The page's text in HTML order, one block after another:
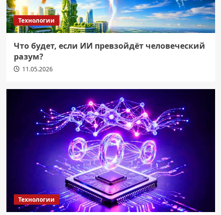
Технологии
Что будет, если ИИ превзойдёт человеческий
разум?
11.05.2026
Технологии